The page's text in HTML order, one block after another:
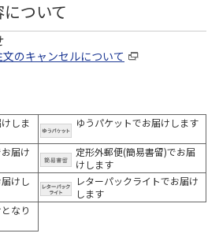
ついて
文のキャンセルについて
しま
ゆうパケットでお届けします
届け
定形外郵便(簡易書留)でお届
けします
けし
レターパックライトでお届け
します
なり